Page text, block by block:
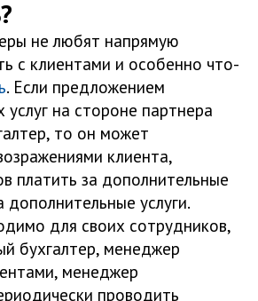
не любят напрямую
с клиентами и особенно что-
. Если предложением
на стороне партнера
то он может
клиента,
платить за дополнительные
дополнительные услуги.
для своих сотрудников,
бухгалтер, менеджер
менеджер
проводить